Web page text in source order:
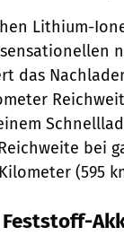
Lithium-
das
bei
(595